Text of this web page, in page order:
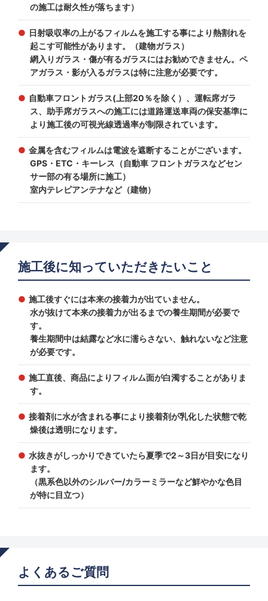
の施工は耐久性が落ちます）
日射吸収率の上がるフィルムを施工する事により熱割れを
起こす可能性があります。（建物ガラス）
網入りガラス・傷が有るガラスにはお勧めできません。ペ
アガラス・影が入るガラスは特に注意が必要です。
自動車フロントガラス(上部20％を除く）、運転席ガラ
ス、助手席ガラスへの施工には道路運送車両の保安基準に
より施工後の可視光線透過率が制限されています。
金属を含むフィルムは電波を遮断することがございます。
GPS・ETC・キーレス（自動車 フロントガラスなどセン
サー部の有る場所に施工）
室内テレビアンテナなど（建物）
施工後に知っていただきたいこと
施工後すぐには本来の接着力が出ていません。
水が抜けて本来の接着力が出るまでの養生期間が必要で
す。
養生期間中は結露など水に濡らさない、触れないなど注意
が必要です。
施工直後、商品によりフィルム面が白濁することがありま
す。
接着剤に水が含まれる事により接着剤が乳化した状態で乾
燥後は透明になります。
水抜きがしっかりできていたら夏季で2～3日が目安になり
ます。
（黒系色以外のシルバー/カラーミラーなど鮮やかな色目
が特に目立つ）
よくあるご質問